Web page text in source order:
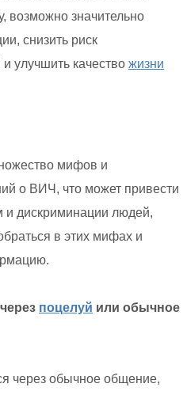
возможно значительно
снизить риск
улучшить качество жизни
мифов и
о ВИЧ, что может привести
и дискриминации людей,
в этих мифах и
поцелуй или обычное
через обычное общение,